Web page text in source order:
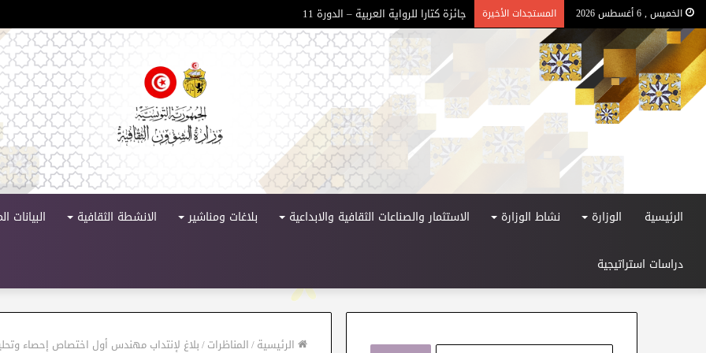
الخميس , 6 أغسطس 2026 المستجدات الأخيرة جائزة كتارا للرواية العربية – الدورة 11
الرئيسية الوزارة نشاط الوزارة الاستثمار والصناعات الثقافية والابداعية بلاغات ومناشير الانشطة الثقافية البيانات
دراسات استراتيجية
الرئيسية/المناظرات/بلاغ لإنتداب مهندس أول اختصاص إحصاء